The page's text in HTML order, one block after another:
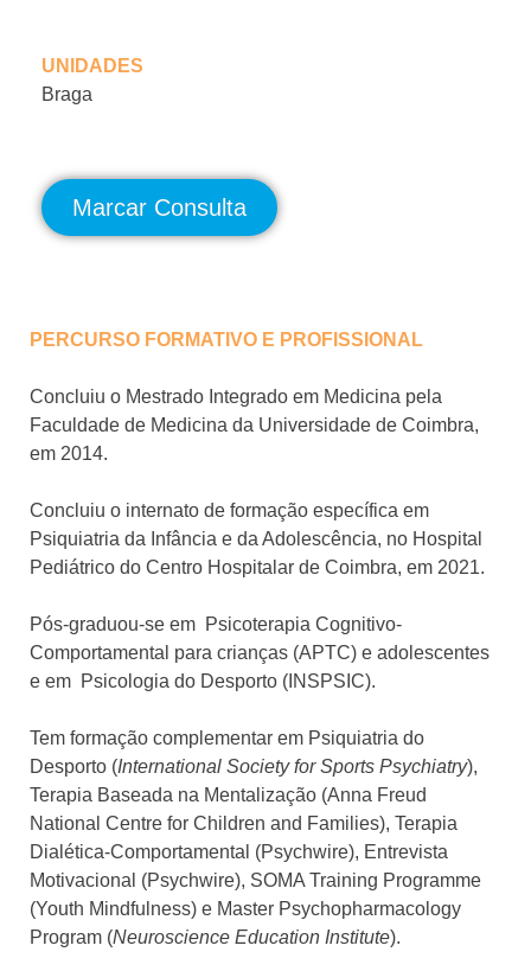
UNIDADES
Braga
Marcar Consulta
PERCURSO FORMATIVO E PROFISSIONAL
Concluiu o Mestrado Integrado em Medicina pela
Faculdade de Medicina da Universidade de Coimbra,
em 2014.
Concluiu o internato de formação específica em
Psiquiatria da Infância e da Adolescência, no Hospital
Pediátrico do Centro Hospitalar de Coimbra, em 2021.
Pós-graduou-se em Psicoterapia Cognitivo-
Comportamental para crianças (APTC) e adolescentes
e em Psicologia do Desporto (INSPSIC).
Tem formação complementar em Psiquiatria do
Desporto (International Society for Sports Psychiatry),
Terapia Baseada na Mentalização (Anna Freud
National Centre for Children and Families), Terapia
Dialética-Comportamental (Psychwire), Entrevista
Motivacional (Psychwire), SOMA Training Programme
(Youth Mindfulness) e Master Psychopharmacology
Program (Neuroscience Education Institute).